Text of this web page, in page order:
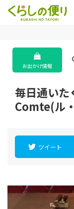
お出かけ情報
毎日通いた
Comte(ル
ツイート